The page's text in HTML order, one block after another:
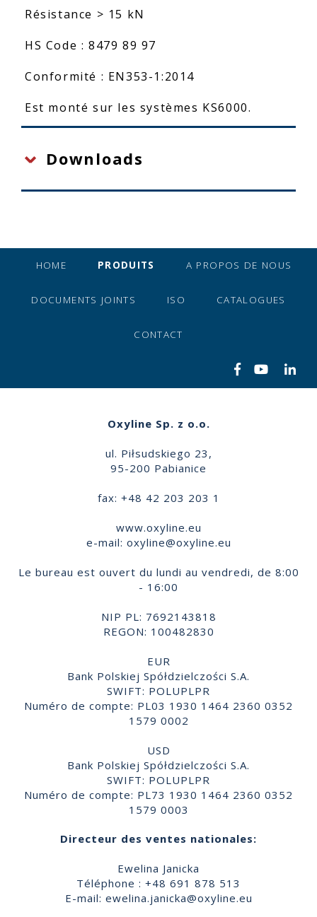
Résistance > 15 kN
HS Code : 8479 89 97
Conformité : EN353-1:2014
Est monté sur les systèmes KS6000.
Downloads
HOME PRODUITS A PROPOS DE NOUS
DOCUMENTS JOINTS ISO CATALOGUES
CONTACT
Oxyline Sp. z o.o.
ul. Piłsudskiego 23,
95-200 Pabianice
fax: +48 42 203 203 1
www.oxyline.eu
e-mail: oxyline@oxyline.eu
Le bureau est ouvert du lundi au vendredi, de 8:00
- 16:00
NIP PL: 7692143818
REGON: 100482830
EUR
Bank Polskiej Spółdzielczości S.A.
SWIFT: POLUPLPR
Numéro de compte: PL03 1930 1464 2360 0352
1579 0002
USD
Bank Polskiej Spółdzielczości S.A.
SWIFT: POLUPLPR
Numéro de compte: PL73 1930 1464 2360 0352
1579 0003
Directeur des ventes nationales:
Ewelina Janicka
Téléphone : +48 691 878 513
E-mail: ewelina.janicka@oxyline.eu